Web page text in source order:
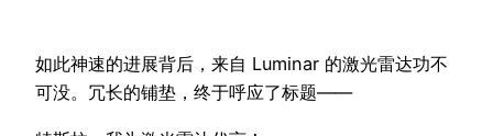
如此神速的进展背后，来自 Luminar 的激光雷达功不
可没。冗长的铺垫，终于呼应了标题——